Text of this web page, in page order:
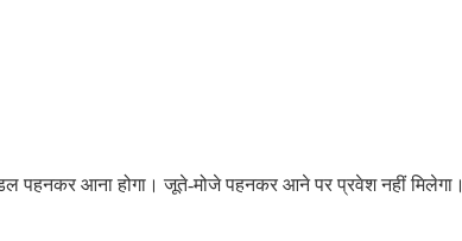
पहनकर आना होगा। जूते-मोजे पहनकर आने पर प्रवेश नहीं मिलेगा।